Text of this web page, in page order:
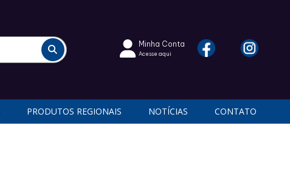
Minha Conta
Acesse aqui
PRODUTOS REGIONAIS NOTÍCIAS CONTATO